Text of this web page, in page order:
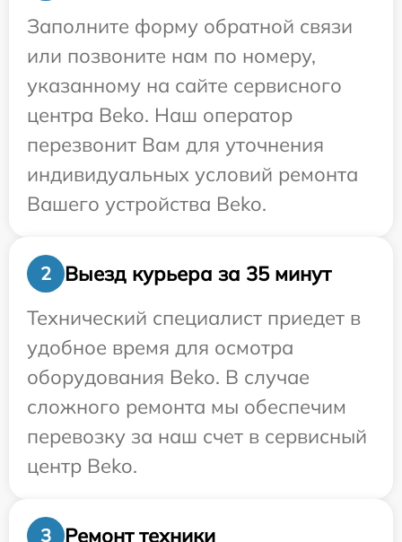
Заполните форму обратной связи
или позвоните нам по номеру,
указанному на сайте сервисного
центра Beko. Наш оператор
перезвонит Вам для уточнения
индивидуальных условий ремонта
Вашего устройства Beko.
2
Выезд курьера за 35 минут
Технический специалист приедет в
удобное время для осмотра
оборудования Beko. В случае
сложного ремонта мы обеспечим
перевозку за наш счет в сервисный
центр Beko.
3 Ремонт техники